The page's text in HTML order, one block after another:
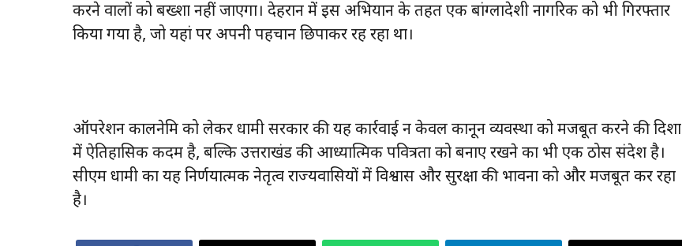
करने वालों को बख्शा नहीं जाएगा। देहरादून में इस अभियान के तहत एक बांग्लादेशी नागरिक को भी गिरफ्तार
किया गया है, जो यहां पर अपनी पहचान छिपाकर रह रहा था।
ऑपरेशन कालनेमि को लेकर धामी सरकार की यह कार्रवाई न केवल कानून व्यवस्था को मजबूत करने की दिशा
में ऐतिहासिक कदम है, बल्कि उत्तराखंड की आध्यात्मिक पवित्रता को बनाए रखने का भी एक ठोस संदेश है।
सीएम धामी का यह निर्णयात्मक नेतृत्व राज्यवासियों में विश्वास और सुरक्षा की भावना को और मजबूत कर रहा
है।